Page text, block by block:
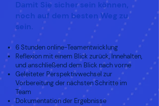
Damit Sie sicher sein können,
noch auf dem besten Weg zu
sein.
6 Stunden online-Teamentwicklung
Reflexion mit einem Blick zurück, Innehalten,
und anschließend dem Blick nach vorne
Geleiteter Perspektivwechsel zur
Vorbereitung der nächsten Schritte im
Team
Dokumentation der Ergebnisse